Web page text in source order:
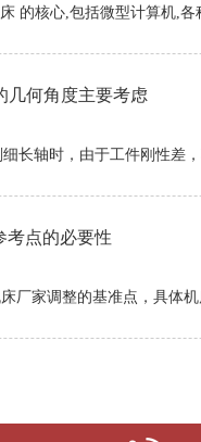
的核心,包括微型计算机,
几何角度主要考虑
长轴时，由于工件刚性差
考点的必要性
厂家调整的基准点，具体